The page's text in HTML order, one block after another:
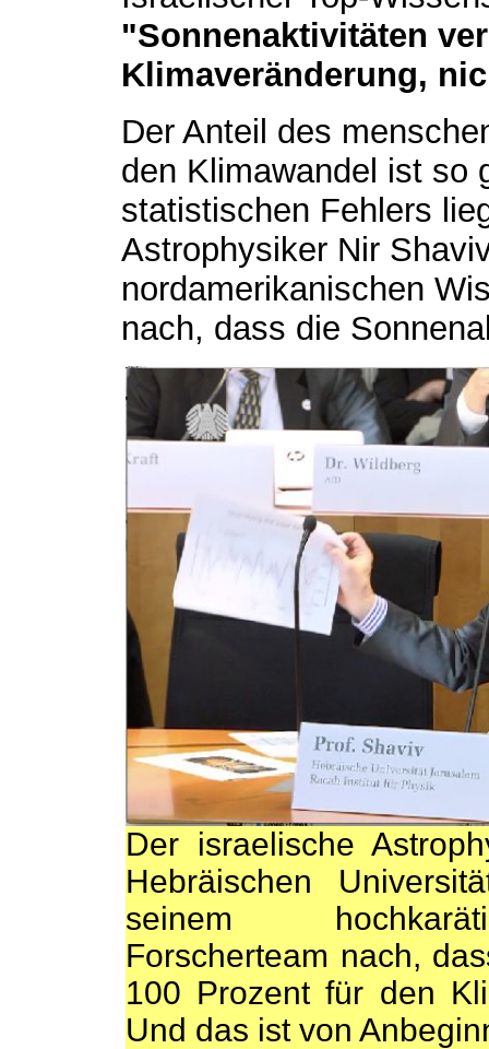
"Sonnenaktivitäten
Klimaveränderung,
Der Anteil des
den Klimawandel ist so
statistischen Fehlers
Astrophysiker Nir
nordamerikanischen
nach, dass die
Der israelische
Hebräischen
seinem
Forscherteam nach,
100 Prozent für den
Und das ist von